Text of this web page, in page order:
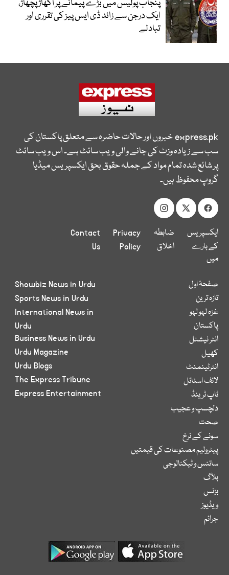
پنجاب پولیس میں بڑے پیمانے پر اکھاڑ پچھاڑ،
ایک درجن سے زائد ڈی ایس پیز کی تقرری اور
تبادلے
express.pkخبروں اور حالات حاضرہ سے متعلق پاکستان کی
سب سے زیادہ وزٹ کی جانے والی ویب سائٹ ہے۔ اس ویب سائٹ
پر شائع شدہ تمام مواد کے جملہ حقوق بحق ایکسپریس میڈیا
گروپ محفوظ ہیں۔
ایکسپریس
کے بارے
میں
ضابطہ
اخلاق
Privacy
Policy
Contact
Us
صفحۂ اول
تازہ ترین
غزہ لہو لہو
پاکستان
انٹر نیشنل
کھیل
انٹرٹینمنٹ
لائف اسٹائل
ٹاپ ٹرینڈ
دلچسپ و عجیب
صحت
سونے کے نرخ
پیٹرولیم مصنوعات کی قیمتیں
سائنس و ٹیکنالوجی
بلاگ
بزنس
ویڈیوز
جرائم
Showbiz News in Urdu
Sports News in Urdu
International News in
Urdu
Business News in Urdu
Urdu Magazine
Urdu Blogs
The Express Tribune
Express Entertainment